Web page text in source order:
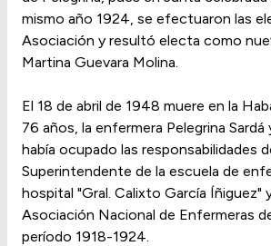
mismo año 1924, se efectuaron las
Asociación y resultó electa como
Martina Guevara Molina.
El 18 de abril de 1948 muere en la
76 años, la enfermera Pelegrina Sardá
había ocupado las responsabilidades
Superintendente de la escuela de
hospital "Gral. Calixto García Íñiguez"
Asociación Nacional de Enfermeras
período 1918-1924.